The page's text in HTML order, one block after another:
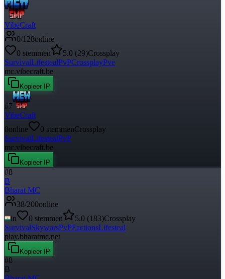
VibeCraft
0/128online
0 stemmen 5.0 (29)Crossplay
SurvivalLifestealPvPCrossplayPve
mc.vibecraft.be
Kopieer IP
#7
VibeCraft
0online 0 stemmenCrossplay
SurvivalLifestealPvP
mc.vibecraft.be
Kopieer IP
#8
B
Bharat MC
38/200online
in
0 stemmen 5.0 (183)Crossplay
SurvivalSkywarsPvPFactionsLifesteal
play.bharatmc.net
Kopieer IP
#8
B